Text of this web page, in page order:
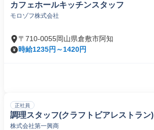
カフェホールキッチンスタッフ
モロゾフ株式会社
〒710-0055岡山県倉敷市阿知
時給1235円～1420円
正社員
調理スタッフ(クラフトビアレストラン)
株式会社第一興商